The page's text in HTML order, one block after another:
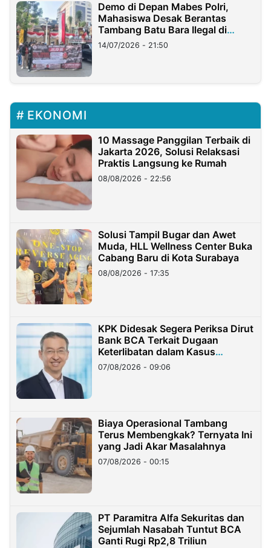
Demo di Depan Mabes Polri,
Mahasiswa Desak Berantas
Tambang Batu Bara Ilegal di
Lampung
14/07/2026 - 21:50
EKONOMI
10 Massage Panggilan Terbaik di
Jakarta 2026, Solusi Relaksasi
Praktis Langsung ke Rumah
08/08/2026 - 22:56
Solusi Tampil Bugar dan Awet
Muda, HLL Wellness Center Buka
Cabang Baru di Kota Surabaya
08/08/2026 - 17:35
KPK Didesak Segera Periksa Dirut
Bank BCA Terkait Dugaan
Keterlibatan dalam Kasus
Hilangnya Dana Nasabah Rp2,58
Miliar
07/08/2026 - 09:06
Biaya Operasional Tambang
Terus Membengkak? Ternyata Ini
yang Jadi Akar Masalahnya
07/08/2026 - 00:15
PT Paramitra Alfa Sekuritas dan
Sejumlah Nasabah Tuntut BCA
Ganti Rugi Rp2,8 Triliun